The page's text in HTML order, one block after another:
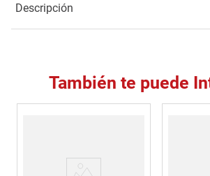
Descripción
También te puede